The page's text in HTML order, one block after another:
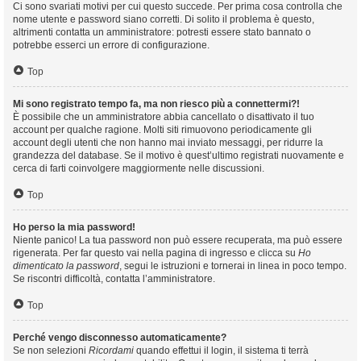
Ci sono svariati motivi per cui questo succede. Per prima cosa controlla che
nome utente e password siano corretti. Di solito il problema è questo,
altrimenti contatta un amministratore: potresti essere stato bannato o
potrebbe esserci un errore di configurazione.
Top
Mi sono registrato tempo fa, ma non riesco più a connettermi?!
È possibile che un amministratore abbia cancellato o disattivato il tuo
account per qualche ragione. Molti siti rimuovono periodicamente gli
account degli utenti che non hanno mai inviato messaggi, per ridurre la
grandezza del database. Se il motivo è quest’ultimo registrati nuovamente e
cerca di farti coinvolgere maggiormente nelle discussioni.
Top
Ho perso la mia password!
Niente panico! La tua password non può essere recuperata, ma può essere
rigenerata. Per far questo vai nella pagina di ingresso e clicca su Ho
dimenticato la password, segui le istruzioni e tornerai in linea in poco tempo.
Se riscontri difficoltà, contatta l’amministratore.
Top
Perché vengo disconnesso automaticamente?
Se non selezioni Ricordami quando effettui il login, il sistema ti terrà